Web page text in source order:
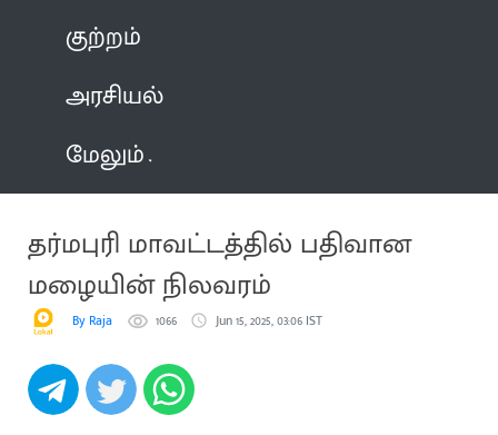
குற்றம்
அரசியல்
மேலும்
தர்மபுரி மாவட்டத்தில் பதிவான
மழையின் நிலவரம்
By Raja 1066 Jun 15, 2025, 03:06 IST